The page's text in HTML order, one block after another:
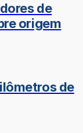
de
origem
de